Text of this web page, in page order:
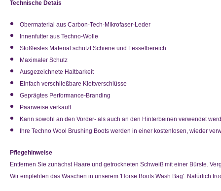
Technische Detais
Obermaterial aus Carbon-Tech-Mikrofaser-Leder
Innenfutter aus Techno-Wolle
Stoßfestes Material schützt Schiene und Fesselbereich
Maximaler Schutz
Ausgezeichnete Haltbarkeit
Einfach verschließbare Klettverschlüsse
Geprägtes Performance-Branding
Paarweise verkauft
Kann sowohl an den Vorder- als auch an den Hinterbeinen verwendet
Ihre Techno Wool Brushing Boots werden in einer kostenlosen, wieder
Pflegehinweise
Entfernen Sie zunächst Haare und getrockneten Schweiß mit einer Bürste.
Wir empfehlen das Waschen in unserem 'Horse Boots Wash Bag'. Natürlich